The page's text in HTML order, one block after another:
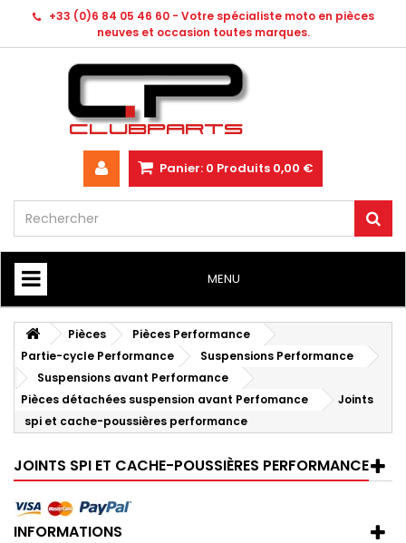
+33 (0)6 84 05 46 60 - Votre spécialiste moto en pièces
neuves et occasion toutes marques.
Panier: 0 Produits 0,00 €
MENU
HOME
Pièces
Pièces Performance
Partie-cycle Performance
Suspensions Performance
Suspensions avant Performance
Pièces détachées suspension avant Perfomance
Joints
spi et cache-poussières performance
JOINTS SPI ET CACHE-POUSSIÈRES PERFORMANCE
INFORMATIONS